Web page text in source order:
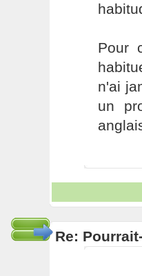
Pour
n'ai
un
Re: